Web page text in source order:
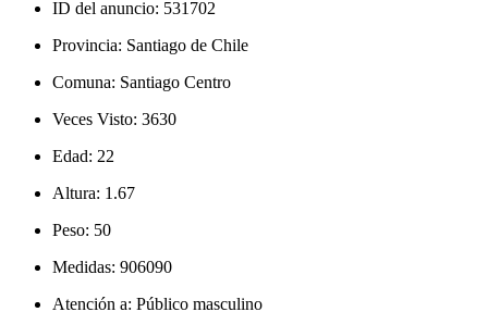
ID del anuncio: 531702
Provincia: Santiago de Chile
Comuna: Santiago Centro
Veces Visto: 3630
Edad: 22
Altura: 1.67
Peso: 50
Medidas: 906090
Atención a: Público masculino